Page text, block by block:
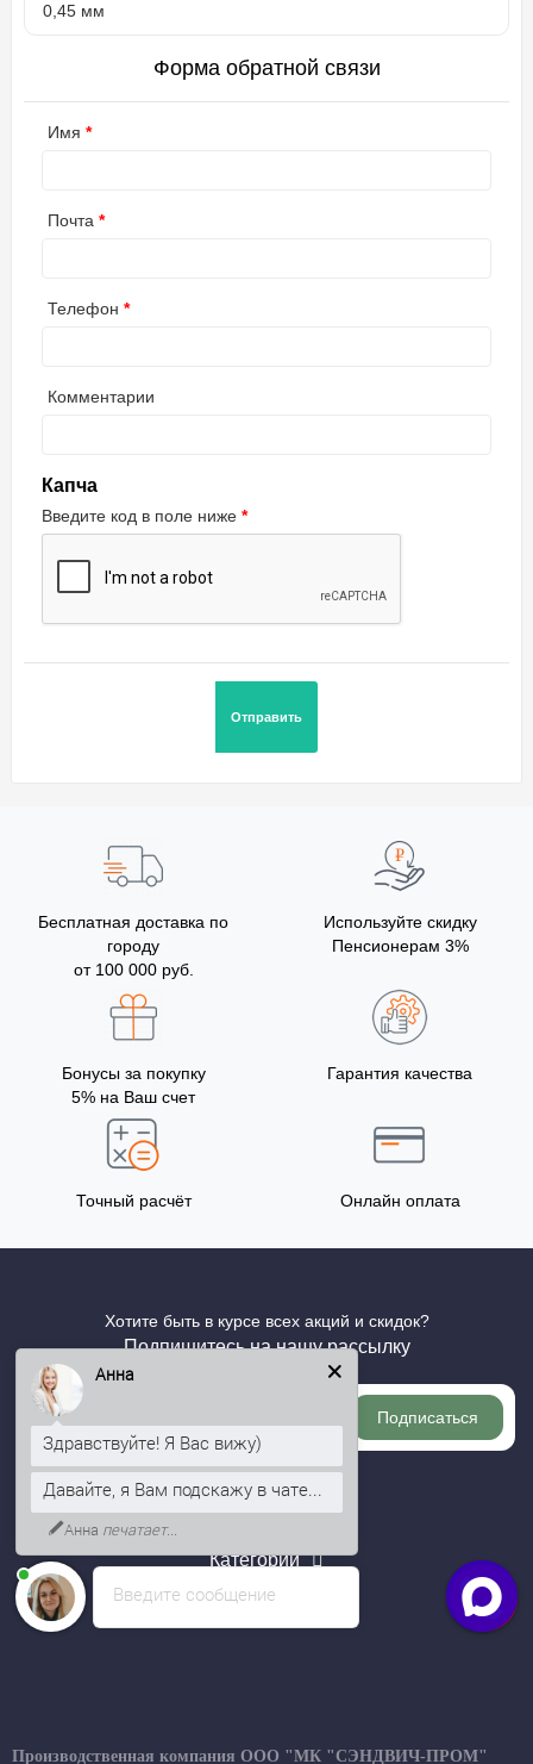
0,45 мм
Форма обратной связи
Имя
Почта
Телефон
Комментарии
Капча
Введите код в поле ниже
Бесплатная доставка по
городу
от 100 000 руб.
Используйте скидку
Пенсионерам 3%
Бонусы за покупку
5% на Ваш счет
Гарантия качества
Точный расчёт Онлайн оплата
Хотите быть в курсе всех акций и скидок?
Подпишитесь на нашу рассылку
Подписаться
Информация
Категории
Личный кабинет
Производственная компания ООО "МК "СЭНДВИЧ-ПРОМ"
Введите сообщение
Анна
Здравствуйте! Я Вас вижу)
Давайте, я Вам подскажу в чате...
Анна печатает...